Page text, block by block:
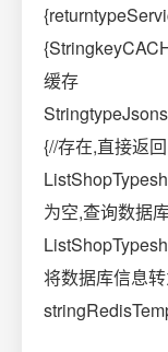
缓存
{//存在,直接返回
为空,查询数据
将数据库信息